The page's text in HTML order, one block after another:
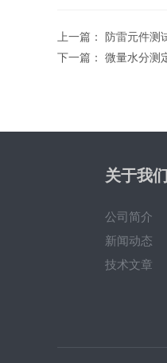
上一篇：
防雷元件测
下一篇： 微量水分测
关于我们
公司简介
新闻动态
技术文章